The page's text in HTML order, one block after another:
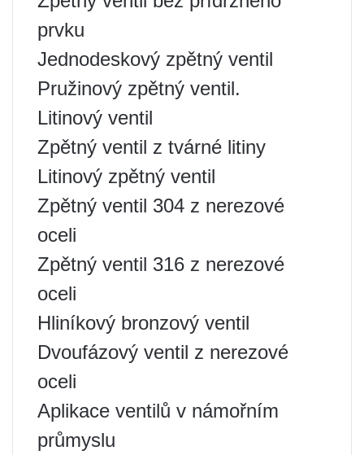
prvku
Jednodeskový zpětný ventil
Pružinový zpětný ventil.
Litinový ventil
Zpětný ventil z tvárné litiny
Litinový zpětný ventil
Zpětný ventil 304 z nerezové
oceli
Zpětný ventil 316 z nerezové
oceli
Hliníkový bronzový ventil
Dvoufázový ventil z nerezové
oceli
Aplikace ventilů v námořním
průmyslu